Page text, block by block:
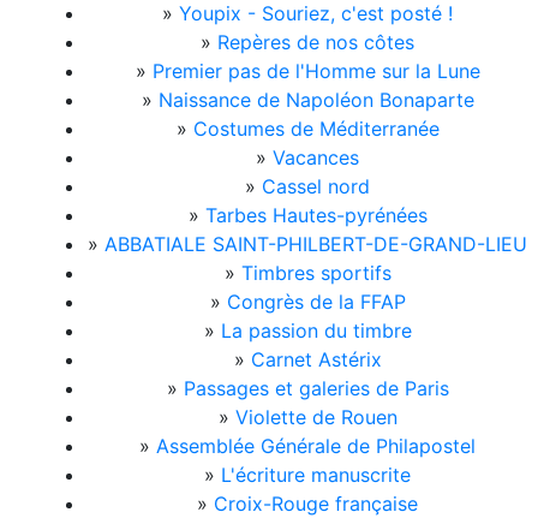
» Youpix - Souriez, c'est posté !
» Repères de nos côtes
» Premier pas de l'Homme sur la Lune
» Naissance de Napoléon Bonaparte
» Costumes de Méditerranée
» Vacances
» Cassel nord
» Tarbes Hautes-pyrénées
» ABBATIALE SAINT-PHILBERT-DE-GRAND-LIEU
» Timbres sportifs
» Congrès de la FFAP
» La passion du timbre
» Carnet Astérix
» Passages et galeries de Paris
» Violette de Rouen
» Assemblée Générale de Philapostel
» L'écriture manuscrite
» Croix-Rouge française